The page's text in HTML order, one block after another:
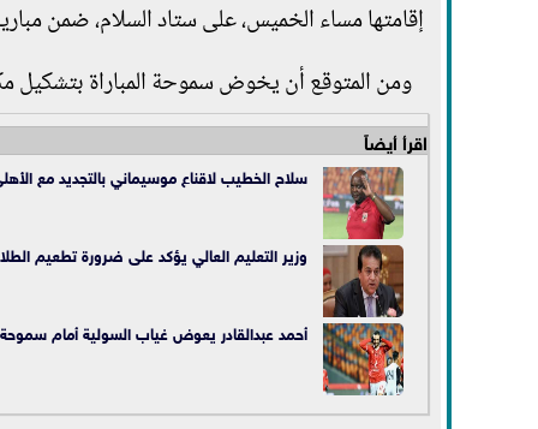
إقامتها مساء الخميس، على ستاد السلام، ضمن
ومن المتوقع أن يخوض سموحة المباراة بتشكيل
اقرأ أيضاً
سلاح الخطيب لاقناع موسيماني بالتجديد مع
وزير التعليم العالي يؤكد على ضرورة تطعيم
أحمد عبدالقادر يعوض غياب السولية أمام سموحة